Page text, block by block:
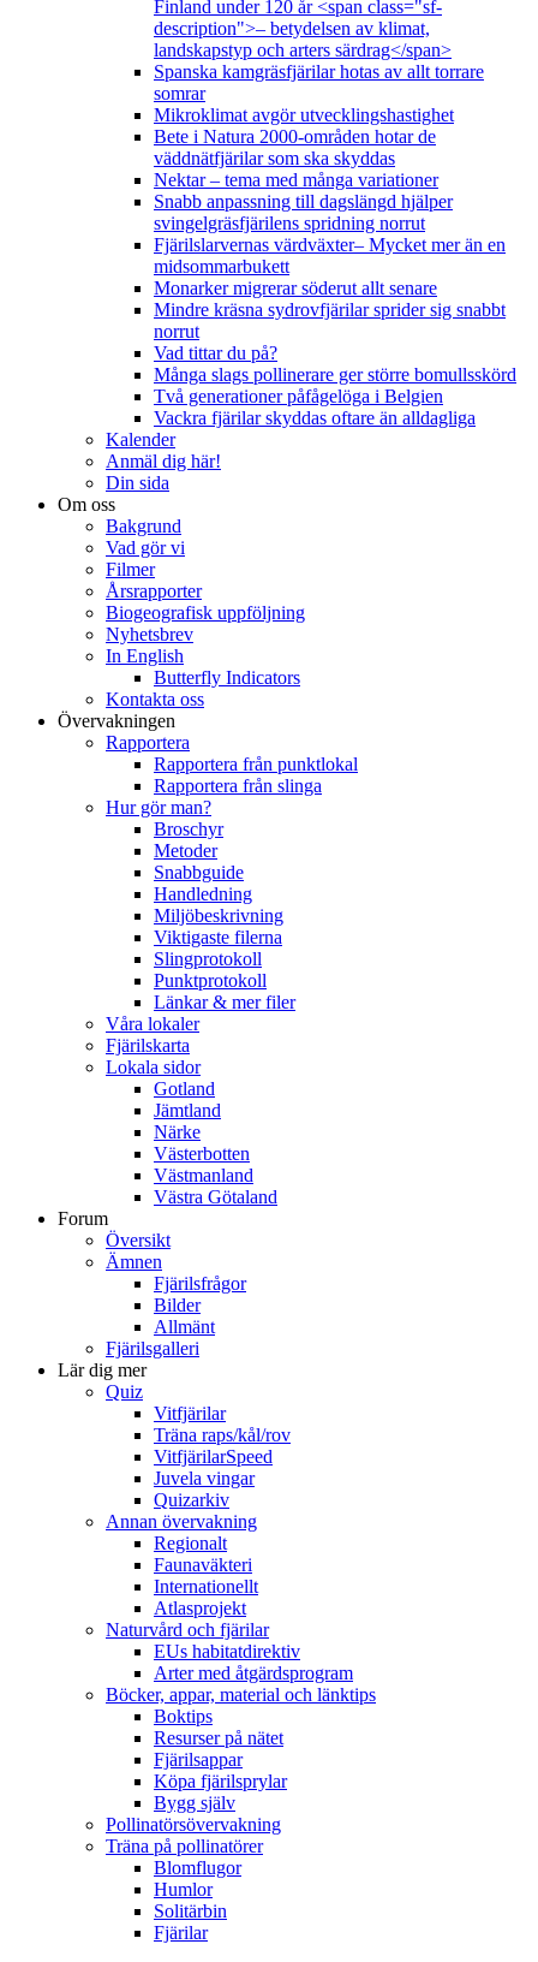
Finland under 120 år <span class="sf-
description">– betydelsen av klimat,
landskapstyp och arters särdrag</span>
Spanska kamgräsfjärilar hotas av allt torrare
somrar
Mikroklimat avgör utvecklingshastighet
Bete i Natura 2000-områden hotar de
väddnätfjärilar som ska skyddas
Nektar – tema med många variationer
Snabb anpassning till dagslängd hjälper
svingelgräsfjärilens spridning norrut
Fjärilslarvernas värdväxter– Mycket mer än en
midsommarbukett
Monarker migrerar söderut allt senare
Mindre kräsna sydrovfjärilar sprider sig snabbt
norrut
Vad tittar du på?
Många slags pollinerare ger större bomullsskörd
Två generationer påfågelöga i Belgien
Vackra fjärilar skyddas oftare än alldagliga
Kalender
Anmäl dig här!
Din sida
Om oss
Bakgrund
Vad gör vi
Filmer
Årsrapporter
Biogeografisk uppföljning
Nyhetsbrev
In English
Butterfly Indicators
Kontakta oss
Övervakningen
Rapportera
Rapportera från punktlokal
Rapportera från slinga
Hur gör man?
Broschyr
Metoder
Snabbguide
Handledning
Miljöbeskrivning
Viktigaste filerna
Slingprotokoll
Punktprotokoll
Länkar & mer filer
Våra lokaler
Fjärilskarta
Lokala sidor
Gotland
Jämtland
Närke
Västerbotten
Västmanland
Västra Götaland
Forum
Översikt
Ämnen
Fjärilsfrågor
Bilder
Allmänt
Fjärilsgalleri
Lär dig mer
Quiz
Vitfjärilar
Träna raps/kål/rov
VitfjärilarSpeed
Juvela vingar
Quizarkiv
Annan övervakning
Regionalt
Faunaväkteri
Internationellt
Atlasprojekt
Naturvård och fjärilar
EUs habitatdirektiv
Arter med åtgärdsprogram
Böcker, appar, material och länktips
Boktips
Resurser på nätet
Fjärilsappar
Köpa fjärilsprylar
Bygg själv
Pollinatörsövervakning
Träna på pollinatörer
Blomflugor
Humlor
Solitärbin
Fjärilar